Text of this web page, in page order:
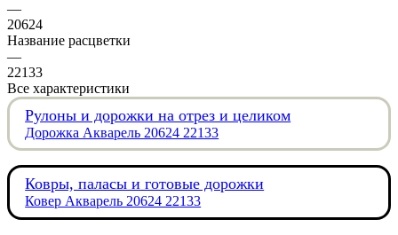
—
20624
Название расцветки
—
22133
Все характеристики
Рулоны и дорожки на отрез и целиком
Дорожка Акварель 20624 22133
Ковры, паласы и готовые дорожки
Ковер Акварель 20624 22133